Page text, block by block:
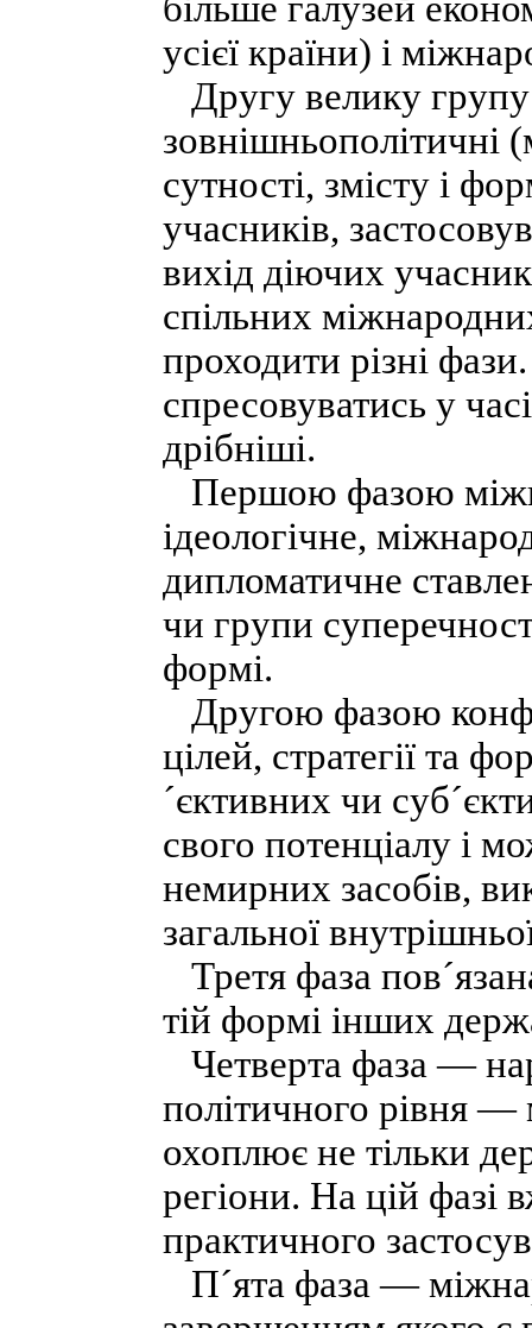
усієї країни) і
Другу велику групу
зовнішньополітичні
сутності, змісту і
учасників,
вихід діючих
спільних
проходити різні
спресовуватись у
дрібніші.
Першою фазою
ідеологічне,
дипломатичне
чи групи
формі.
Другою фазою
цілей, стратегії та
´єктивних чи
свого потенціалу і
немирних засобів,
загальної
Третя фаза
тій формі інших
Четверта фаза —
політичного рівня —
охоплює не тільки
регіони. На цій фазі
практичного
П´ята фаза —